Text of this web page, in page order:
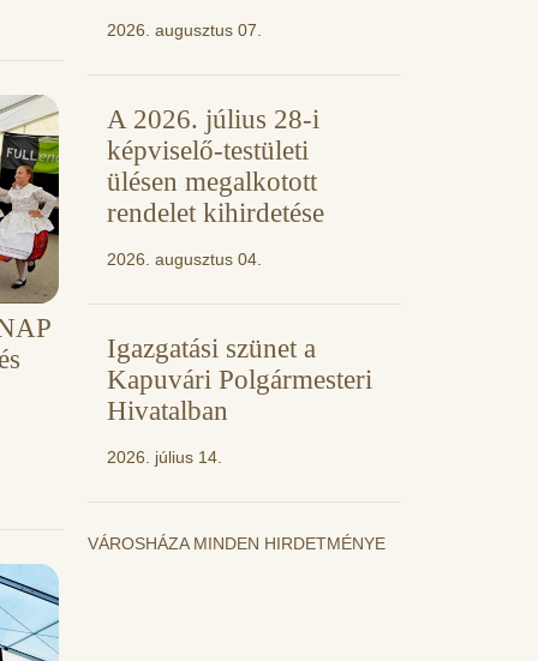
2026. augusztus 07.
A 2026. július 28-i
képviselő-testületi
ülésen megalkotott
rendelet kihirdetése
2026. augusztus 04.
Igazgatási szünet a
Kapuvári Polgármesteri
Hivatalban
2026. július 14.
VÁROSHÁZA MINDEN HIRDETMÉNYE